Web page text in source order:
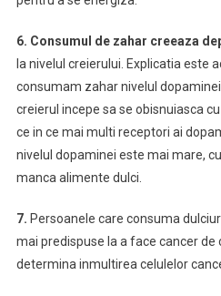
6. Consumul de zahar creeaza
la nivelul creierului. Explicatia este
consumam zahar nivelul
creierul incepe sa se obisnuiasca
ce in ce mai multi receptori ai
nivelul dopaminei este mai mare,
manca alimente dulci.
7. Persoanele care consuma
mai predispuse la a face cancer de
determina inmultirea celulelor